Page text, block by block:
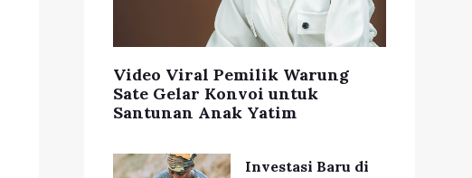
Video Viral Pemilik Warung
Sate Gelar Konvoi untuk
Santunan Anak Yatim
Investasi Baru di